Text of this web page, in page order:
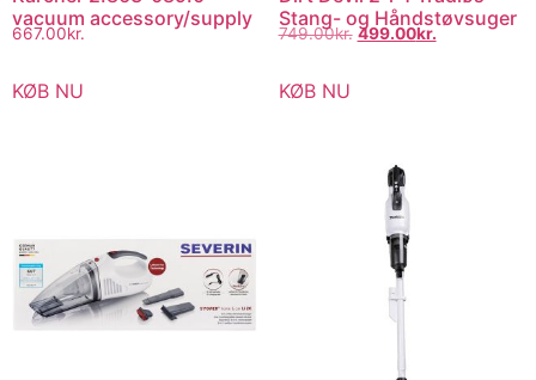
vacuum accessory/supply
667.00kr.
KØB NU
Stang- og Håndstøvsuger
749.00kr. 499.00kr.
KØB NU